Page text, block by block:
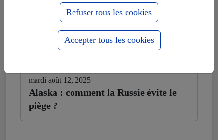
mardi août 12, 2025
Alaska : comment la Russie évite le
piège ?
Refuser tous les cookies
Accepter tous les cookies